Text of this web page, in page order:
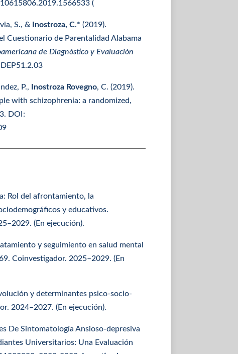
(
S., & Inostroza, C.* (2019).
Cuestionario de Parentalidad Alabama
de Diagnóstico y Evaluación
P., Inostroza Rovegno, C. (2019).
with schizophrenia: a randomized,
DOI:
Rol del afrontamiento, la
y educativos.
(En ejecución).
y seguimiento en salud mental
Coinvestigador. 2025–2029. (En
y determinantes psico-socio-
2024–2027. (En ejecución).
De Sintomatología Ansioso-depresiva
Universitarios: Una Evaluación